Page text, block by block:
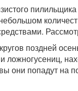
пилильщика
поздней
ложногусениц,
они попадут на